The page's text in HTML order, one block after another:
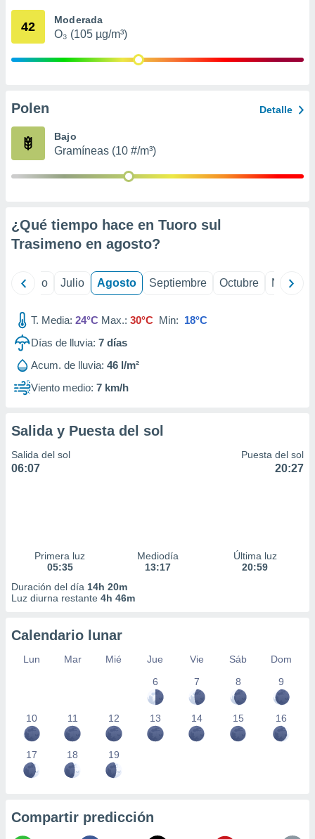
mediante
publicidad
de
42 Moderada
O₃ (105 µg/m³)
Polen Detalle
Bajo
Gramíneas (10 #/m³)
¿Qué tiempo hace en Tuoro sul
Trasimeno en agosto?
Junio Julio Agosto Septiembre Octubre
T. Media: 24°C Max.: 30°C Min: 18°C
Días de lluvia: 7 días
Acum. de lluvia: 46 l/m²
Viento medio: 7 km/h
Salida y Puesta del sol
Salida del sol
06:07
Puesta del sol
20:27
Primera luz
05:35
Mediodía
13:17
Última luz
20:59
Duración del día 14h 20m
Luz diurna restante 4h 46m
Calendario lunar
Lun Mar Mié Jue Vie Sáb
Dom
6
7 8 9
10 11 12 13 14 15 16
17 18 19
Compartir predicción